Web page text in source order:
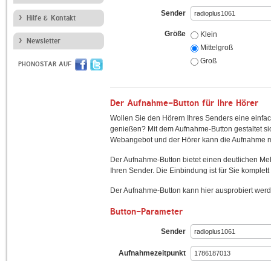
Hilfe & Kontakt
Newsletter
PHONOSTAR AUF
Sender
Größe
Klein
Mittelgroß
Groß
Der Aufnahme-Button für Ihre Hörer
Wollen Sie den Hörern Ihres Senders eine
genießen? Mit dem Aufnahme-Button gestaltet
Webangebot und der Hörer kann die Aufnahme
Der Aufnahme-Button bietet einen deutlichen
Ihren Sender. Die Einbindung ist für Sie
Der Aufnahme-Button kann hier ausprobiert
Button-Parameter
Sender
Aufnahmezeitpunkt